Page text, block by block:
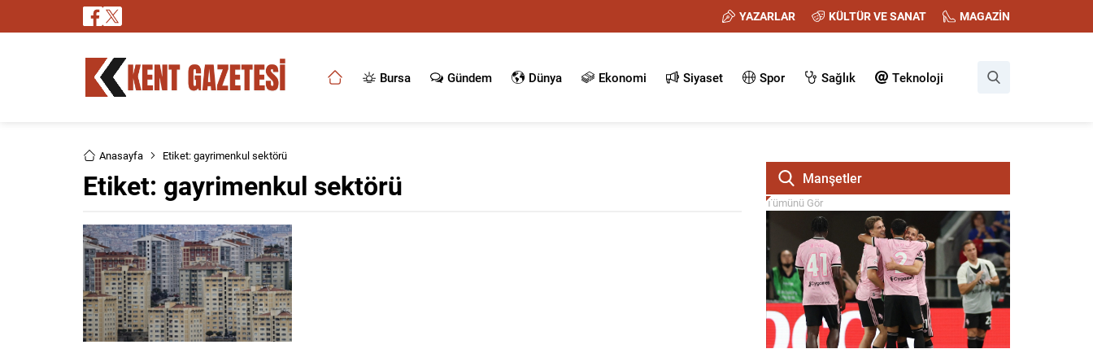
YAZARLAR KÜLTÜR VE SANAT MAGAZİN
Bursa Gündem Dünya Ekonomi Siyaset Spor Sağlık Teknoloji
Anasayfa Etiket: gayrimenkul sektörü
Etiket: gayrimenkul sektörü Manşetler
Tümünü Gör